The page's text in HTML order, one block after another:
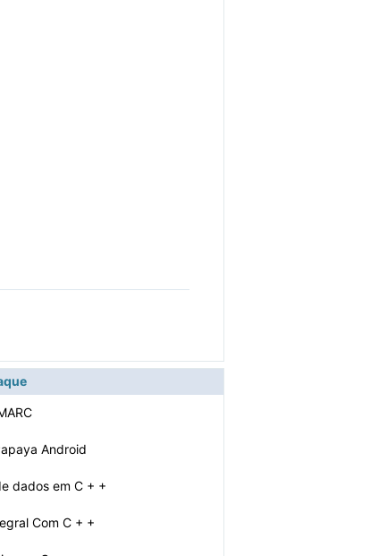
Android
dados em C + +
Com C + +